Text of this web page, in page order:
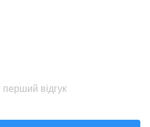
відгук